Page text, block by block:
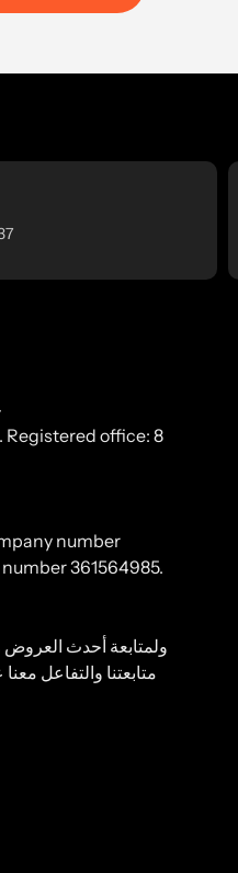
Registered office: 8
number
361564985.
ولمتابعة أحدث العروض
متابعتنا والتفاعل